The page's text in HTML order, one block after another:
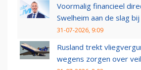
Voormalig financieel
Swelheim aan de slag
31-07-2026, 9:09
Rusland trekt
wegens zorgen over